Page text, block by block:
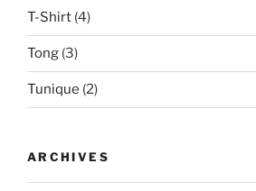
T-Shirt (4)
Tong (3)
Tunique (2)
ARCHIVES